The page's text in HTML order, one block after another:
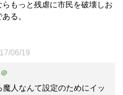
もっと残虐に市民を破壊しお
る。
06/19
魔人なんて設定のためにイッ